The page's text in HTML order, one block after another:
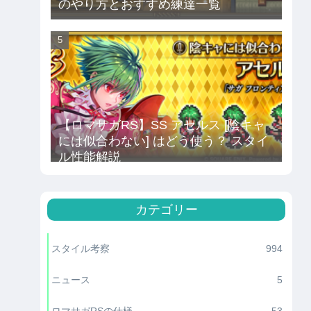
のやり方とおすすめ練達一覧
【ロマサガRS】SS アセルス [陰キャ
には似合わない] はどう使う？ スタイ
ル性能解説
カテゴリー
スタイル考察 994
ニュース 5